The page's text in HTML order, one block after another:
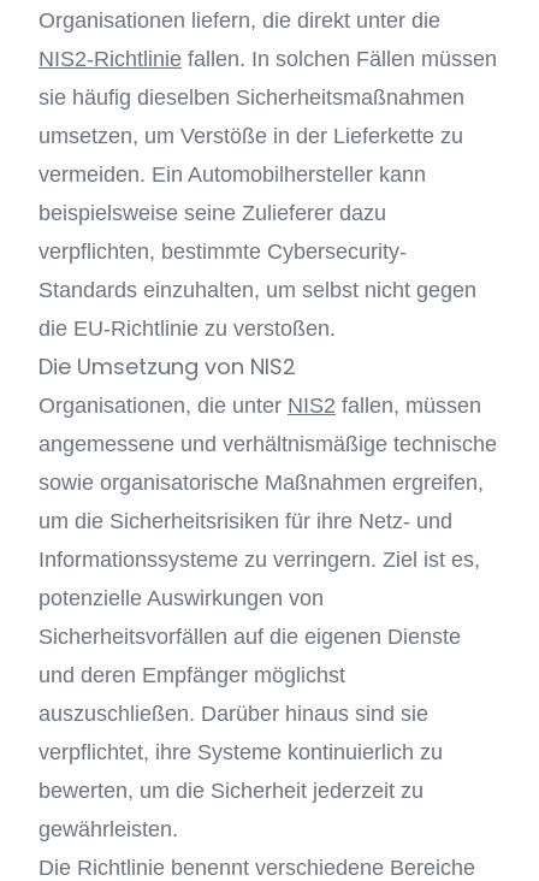
Organisationen liefern, die direkt unter die
NIS2-Richtlinie fallen. In solchen Fällen müssen
sie häufig dieselben Sicherheitsmaßnahmen
umsetzen, um Verstöße in der Lieferkette zu
vermeiden. Ein Automobilhersteller kann
beispielsweise seine Zulieferer dazu
verpflichten, bestimmte Cybersecurity-
Standards einzuhalten, um selbst nicht gegen
die EU-Richtlinie zu verstoßen.
Die Umsetzung von NIS2
Organisationen, die unter NIS2 fallen, müssen
angemessene und verhältnismäßige technische
sowie organisatorische Maßnahmen ergreifen,
um die Sicherheitsrisiken für ihre Netz- und
Informationssysteme zu verringern. Ziel ist es,
potenzielle Auswirkungen von
Sicherheitsvorfällen auf die eigenen Dienste
und deren Empfänger möglichst
auszuschließen. Darüber hinaus sind sie
verpflichtet, ihre Systeme kontinuierlich zu
bewerten, um die Sicherheit jederzeit zu
gewährleisten.
Die Richtlinie benennt verschiedene Bereiche